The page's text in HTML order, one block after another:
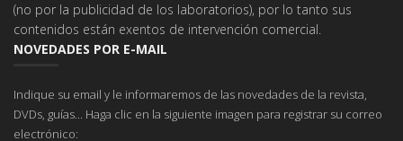
(no por la publicidad de los laboratorios), por lo tanto sus
contenidos están exentos de intervención comercial.
NOVEDADES POR E-MAIL
Indique su email y le informaremos de las novedades de la revista,
DVDs, guías... Haga clic en la siguiente imagen para registrar su correo
electrónico: